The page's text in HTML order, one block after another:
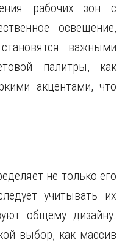
рабочих зон с
освещение,
важными
палитры, как
акцентами, что
не только его
учитывать их
общему дизайну.
выбор, как массив